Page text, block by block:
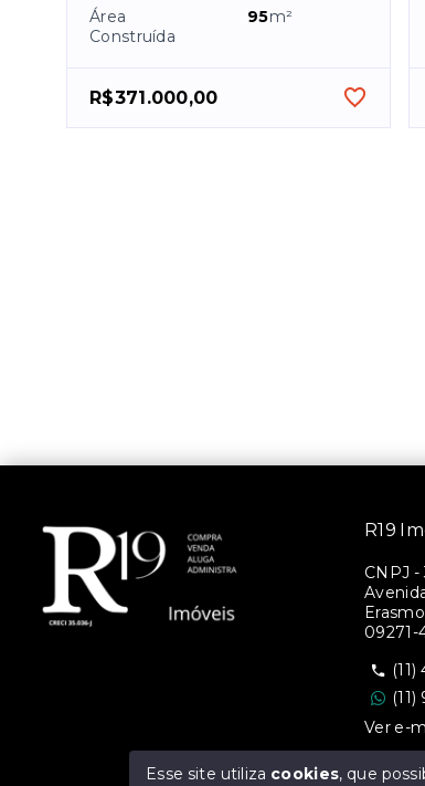
Área
Construída
95m²
R$371.000,00
R19
CNPJ -
09271-
Ver e-
Esse site utiliza cookies, que